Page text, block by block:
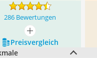
286 Bewertungen
mehr anzeigen
Preis­vergleich